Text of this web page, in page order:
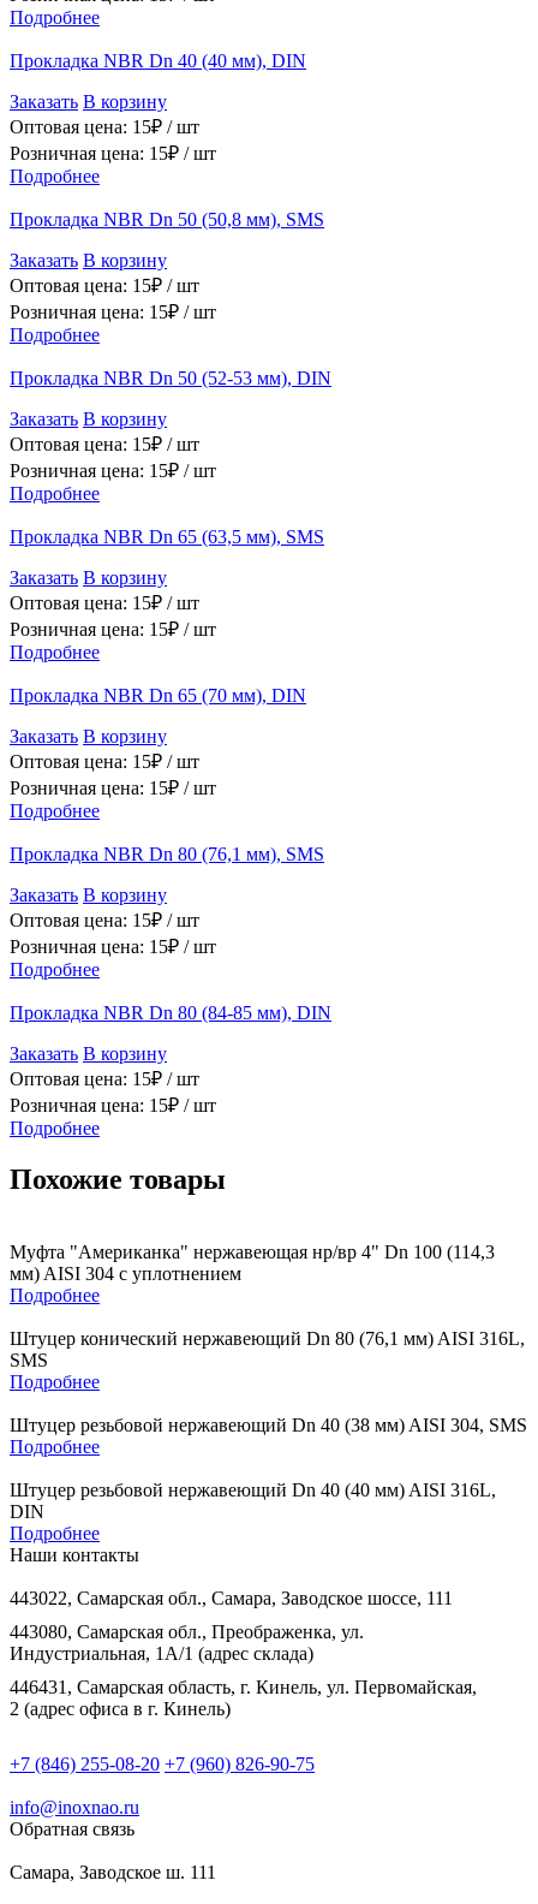
Подробнее
Прокладка NBR Dn 40 (40 мм), DIN
Заказать В корзину
Оптовая цена: 15₽ /шт
Розничная цена: 15₽ /шт
Подробнее
Прокладка NBR Dn 50 (50,8 мм), SMS
Заказать В корзину
Оптовая цена: 15₽ /шт
Розничная цена: 15₽ /шт
Подробнее
Прокладка NBR Dn 50 (52-53 мм), DIN
Заказать В корзину
Оптовая цена: 15₽ /шт
Розничная цена: 15₽ /шт
Подробнее
Прокладка NBR Dn 65 (63,5 мм), SMS
Заказать В корзину
Оптовая цена: 15₽ /шт
Розничная цена: 15₽ /шт
Подробнее
Прокладка NBR Dn 65 (70 мм), DIN
Заказать В корзину
Оптовая цена: 15₽ /шт
Розничная цена: 15₽ /шт
Подробнее
Прокладка NBR Dn 80 (76,1 мм), SMS
Заказать В корзину
Оптовая цена: 15₽ /шт
Розничная цена: 15₽ /шт
Подробнее
Прокладка NBR Dn 80 (84-85 мм), DIN
Заказать В корзину
Оптовая цена: 15₽ /шт
Розничная цена: 15₽ /шт
Подробнее
Похожие товары
Муфта "Американка" нержавеющая нр/вр 4" Dn 100 (114,3
мм) AISI 304 с уплотнением
Подробнее
Штуцер конический нержавеющий Dn 80 (76,1 мм) AISI 316L,
SMS
Подробнее
Штуцер резьбовой нержавеющий Dn 40 (38 мм) AISI 304, SMS
Подробнее
Штуцер резьбовой нержавеющий Dn 40 (40 мм) AISI 316L,
DIN
Подробнее
Наши контакты
443022, Самарская обл., Самара, Заводское шоссе, 111
443080, Самарская обл., Преображенка, ул.
Индустриальная, 1А/1 (адрес склада)
446431, Самарская область, г. Кинель, ул. Первомайская,
2 (адрес офиса в г. Кинель)
+7 (846) 255-08-20 +7 (960) 826-90-75
info@inoxnao.ru
Обратная связь
Самара, Заводское ш. 111